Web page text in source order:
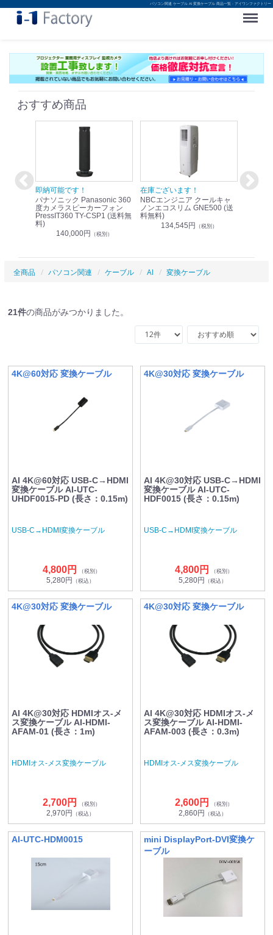
パソコン関連 ケーブル AI 変換ケーブル 商品一覧 - アイワンファクトリー
Menu
おすすめ商品
即納可能です！
パナソニック Panasonic 360
度カメラスピーカーフォン
PressIT360 TY-CSP1 (送料無
料)
140,000円 （税別）
在庫ございます！
NBCエンジニア クールキャ
ノンエコスリム GNE500 (送
料無料)
134,545円 （税別）
即納可
全商品 パソコン関連 ケーブル AI 変換ケーブル
21件の商品がみつかりました。
4K@60対応 変換ケーブル
AI 4K@60対応 USB-C→HDMI
変換ケーブル AI-UTC-
UHDF0015-PD (長さ：0.15m)
USB-C→HDMI変換ケーブル
4,800円 （税別）
5,280円 （税込）
4K@30対応 変換ケーブル
AI 4K@30対応 USB-C→HDMI
変換ケーブル AI-UTC-
HDF0015 (長さ：0.15m)
USB-C→HDMI変換ケーブル
4,800円 （税別）
5,280円 （税込）
4K@30対応 変換ケーブル
AI 4K@30対応 HDMIオス-メ
ス変換ケーブル AI-HDMI-
AFAM-01 (長さ：1m)
HDMIオス-メス変換ケーブル
2,700円 （税別）
2,970円 （税込）
4K@30対応 変換ケーブル
AI 4K@30対応 HDMIオス-メ
ス変換ケーブル AI-HDMI-
AFAM-003 (長さ：0.3m)
HDMIオス-メス変換ケーブル
2,600円 （税別）
2,860円 （税込）
AI-UTC-HDM0015
mini DisplayPort-DVI変換ケ
ーブル